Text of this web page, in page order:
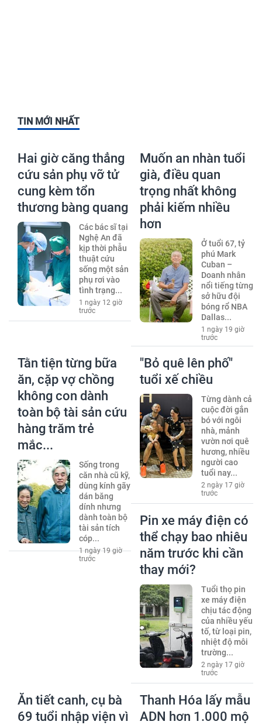
TIN MỚI NHẤT
Hai giờ căng thẳng
cứu sản phụ vỡ tử
cung kèm tổn
thương bàng quang
Các bác sĩ tại
Nghệ An đã
kịp thời phẫu
thuật cứu
sống một sản
phụ rơi vào
tình trạng...
1 ngày 12 giờ
trước
Muốn an nhàn tuổi
già, điều quan
trọng nhất không
phải kiếm nhiều
hơn
Ở tuổi 67, tỷ
phú Mark
Cuban –
Doanh nhân
nổi tiếng từng
sở hữu đội
bóng rổ NBA
Dallas...
1 ngày 19 giờ
trước
Tằn tiện từng bữa
ăn, cặp vợ chồng
không con dành
toàn bộ tài sản cứu
hàng trăm trẻ
mắc...
Sống trong
căn nhà cũ kỹ,
dùng kính gãy
dán băng
dính nhưng
dành toàn bộ
tài sản tích
cóp...
1 ngày 19 giờ
trước
"Bỏ quê lên phố"
tuổi xế chiều
Từng dành cả
cuộc đời gắn
bó với ngôi
nhà, mảnh
vườn nơi quê
hương, nhiều
người cao
tuổi nay...
2 ngày 17 giờ
trước
Pin xe máy điện có
thể chạy bao nhiêu
năm trước khi cần
thay mới?
Tuổi thọ pin
xe máy điện
chịu tác động
của nhiều yếu
tố, từ loại pin,
nhiệt độ môi
trường...
2 ngày 17 giờ
trước
Ăn tiết canh, cụ bà
69 tuổi nhập viện vì
Thanh Hóa lấy mẫu
ADN hơn 1.000 mộ